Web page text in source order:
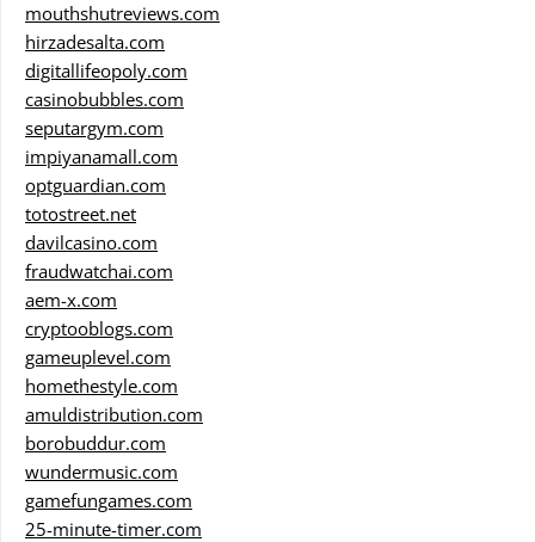
mouthshutreviews.com
hirzadesalta.com
digitallifeopoly.com
casinobubbles.com
seputargym.com
impiyanamall.com
optguardian.com
totostreet.net
davilcasino.com
fraudwatchai.com
aem-x.com
cryptooblogs.com
gameuplevel.com
homethestyle.com
amuldistribution.com
borobuddur.com
wundermusic.com
gamefungames.com
25-minute-timer.com